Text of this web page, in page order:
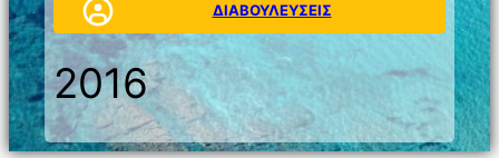
ΔΙΑΒΟΥΛΕΥΣΕΙΣ
2016